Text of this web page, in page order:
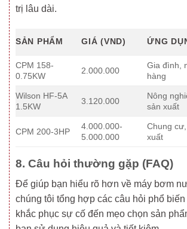
trị lâu dài.
SẢN PHẨM GIÁ (VND) ỨNG
CPM 158-
0.75KW
2.000.000
Gia đình,
hàng
Wilson HF-5A
1.5KW
3.120.000
Nông
sản xuất
CPM 200-3HP
4.000.000-
5.000.000
Chung
xuất
8. Câu hỏi thường gặp (FAQ)
Để giúp bạn hiểu rõ hơn về máy bơm
chúng tôi tổng hợp các câu hỏi phổ
khắc phục sự cố đến mẹo chọn sản